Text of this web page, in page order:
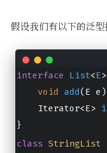
假设我们有以下的泛型
interface List<E
void add(E e)
Iterator<E>
}
class StringList